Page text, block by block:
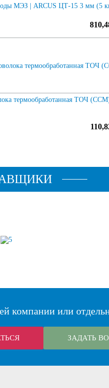
МЭЗ | ARCUS ЦТ-15 3 мм (5
термообработанная ТОЧ
компании или
ЗАДАТЬ